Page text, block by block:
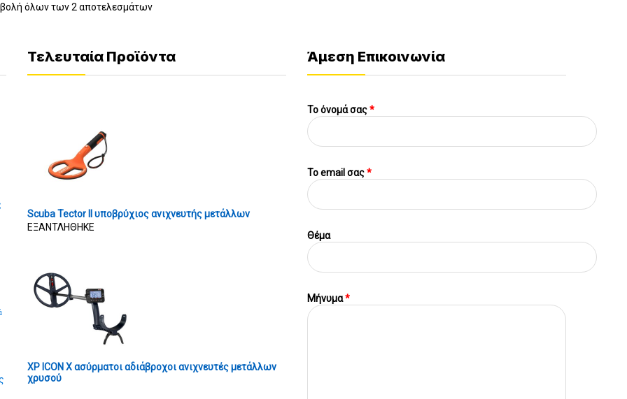
όλων των 2 αποτελεσμάτων
Τελευταία Προϊόντα
Scuba Tector II υποβρύχιος ανιχνευτής μετάλλων
ΕΞΑΝΤΛΗΘΗΚΕ
XP ICON X ασύρματοι αδιάβροχοι ανιχνευτές μετάλλων
χρυσού
Άμεση Επικοινωνία
Το όνομά σας*
To email σας*
Θέμα
Μήνυμα*